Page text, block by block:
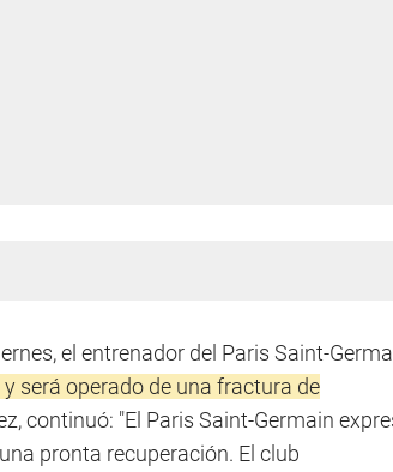
el entrenador del Paris Saint-
será operado de una fractura de
continuó: "El Paris Saint-Germain
pronta recuperación. El club